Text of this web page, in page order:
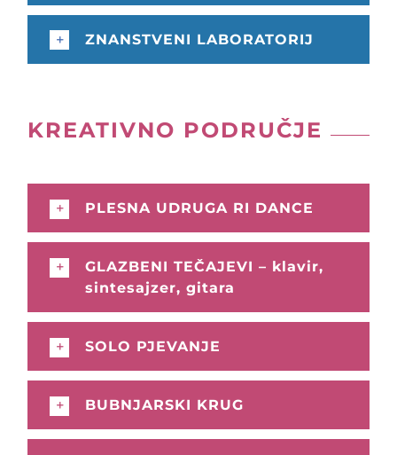
ZNANSTVENI LABORATORIJ
KREATIVNO PODRUČJE
PLESNA UDRUGA RI DANCE
GLAZBENI TEČAJEVI – klavir,
sintesajzer, gitara
SOLO PJEVANJE
BUBNJARSKI KRUG